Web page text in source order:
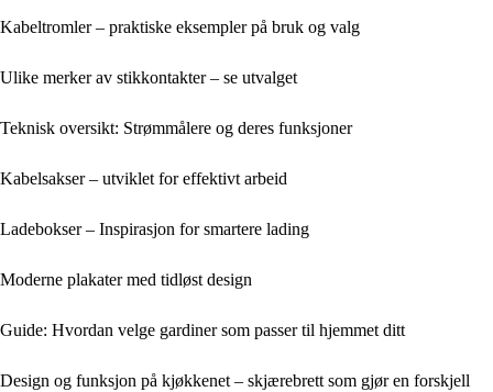
Kabeltromler – praktiske eksempler på bruk og valg
Ulike merker av stikkontakter – se utvalget
Teknisk oversikt: Strømmålere og deres funksjoner
Kabelsakser – utviklet for effektivt arbeid
Ladebokser – Inspirasjon for smartere lading
Moderne plakater med tidløst design
Guide: Hvordan velge gardiner som passer til hjemmet ditt
Design og funksjon på kjøkkenet – skjærebrett som gjør en forskjell